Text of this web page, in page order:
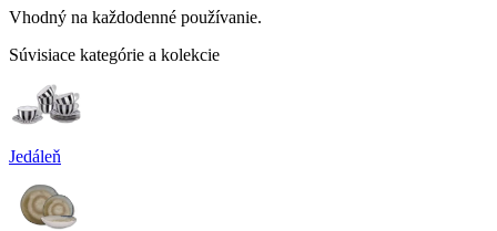
Vhodný na každodenné používanie.
Súvisiace kategórie a kolekcie
Jedáleň